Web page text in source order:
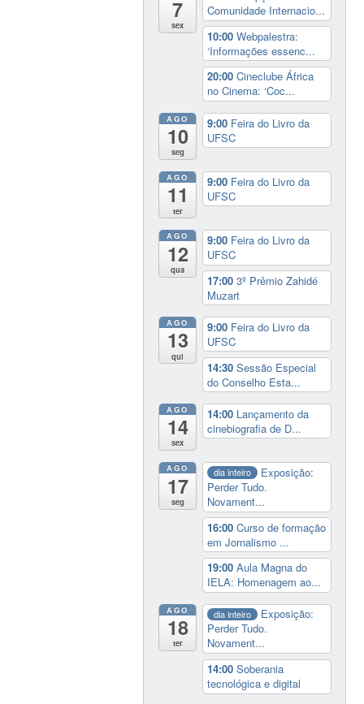
7
sex
Comunidade Internacio...
10:00Webpalestra:
‘Informações essenc...
20:00Cineclube África
no Cinema: ‘Coc...
AGO
10
seg
9:00 Feira do Livro da
UFSC
AGO
11
ter
9:00 Feira do Livro da
UFSC
AGO
12
qua
9:00 Feira do Livro da
UFSC
17:003º Prêmio Zahidé
Muzart
AGO
13
qui
9:00 Feira do Livro da
UFSC
14:30Sessão Especial
do Conselho Esta...
AGO
14
sex
14:00 Lançamento da
cinebiografia de D...
AGO
17
seg
dia inteiro
Exposição:
Perder Tudo.
Novament...
16:00Curso de formação
em Jornalismo ...
19:00Aula Magna do
IELA: Homenagem ao...
AGO
18
ter
dia inteiro
Exposição:
Perder Tudo.
Novament...
14:00Soberania
tecnológica e digital